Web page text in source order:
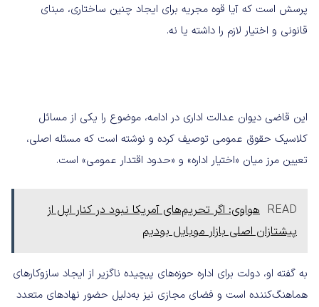
پرسش است که آیا قوه مجریه برای ایجاد چنین ساختاری، مبنای
قانونی و اختیار لازم را داشته یا نه.
این قاضی دیوان عدالت اداری در ادامه، موضوع را یکی از مسائل
کلاسیک حقوق عمومی توصیف کرده و نوشته است که مسئله اصلی،
تعیین مرز میان «اختیار اداره» و «حدود اقتدار عمومی» است.
READ هواوی: اگر تحریم‌های آمریکا نبود در کنار اپل از
پیشتازان اصلی بازار موبایل بودیم
به گفته او، دولت برای اداره حوزه‌های پیچیده ناگزیر از ایجاد سازوکارهای
هماهنگ‌کننده است و فضای مجازی نیز به‌دلیل حضور نهادهای متعدد